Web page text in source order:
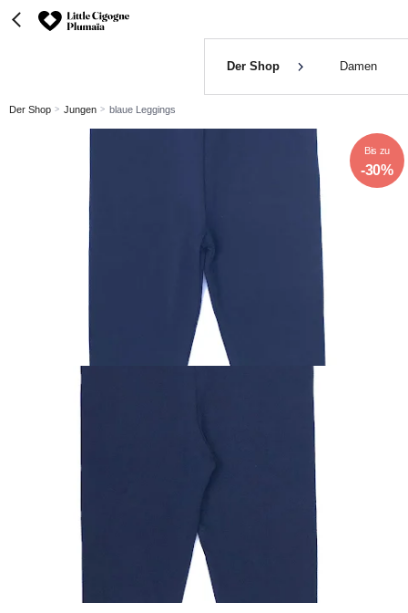
Der Shop Damen
Der Shop Jungen blaue Leggings
Bis zu
-30%